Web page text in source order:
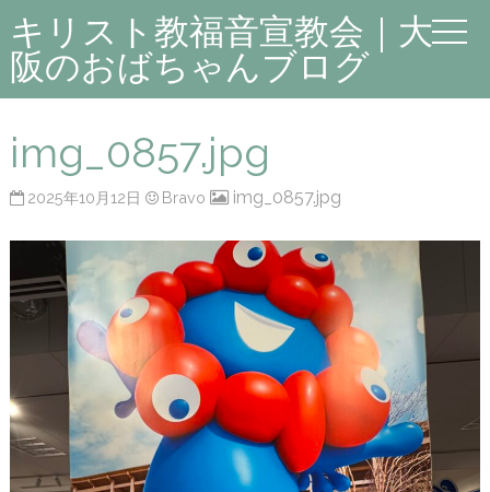
キリスト教福音宣教会｜大
阪のおばちゃんブログ
img_0857.jpg
2025年10月12日 Bravo img_0857.jpg